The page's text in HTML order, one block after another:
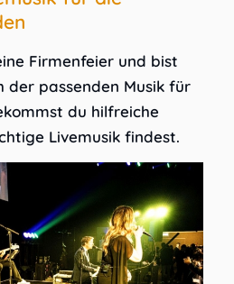
Firmenfeier und bist
der passenden Musik für
du hilfreiche
Livemusik findest.